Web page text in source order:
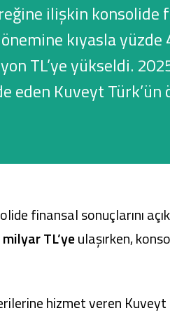
Eğitim
5
Esnaf,
Özel
ilişkin konsolide
kıyasla
TL’ye yükseldi. 2025
eden Kuveyt Türk’ün
finansal sonuçlarını
TL’yeulaşırken,
hizmet veren Kuveyt